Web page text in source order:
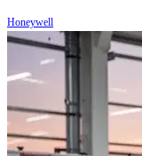
Honeywell